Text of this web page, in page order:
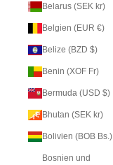
Belarus (SEK kr)
Belgien (EUR €)
Belize (BZD $)
Benin (XOF Fr)
Bermuda (USD $)
Bhutan (SEK kr)
Bolivien (BOB Bs.)
Bosnien und